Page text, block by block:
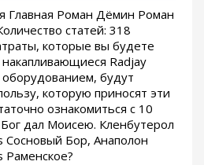
Главная Роман Дёмин Роман
статей: 318
которые вы будете
Radjay
оборудованием, будут
которую приносят эти
ознакомиться с 10
дал Моисею. Кленбутерол
Сосновый Бор, Анаполон
Раменское?